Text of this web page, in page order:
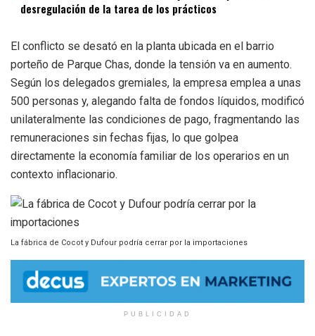
desregulación de la tarea de los prácticos
El conflicto se desató en la planta ubicada en el barrio
porteño de Parque Chas, donde la tensión va en aumento.
Según los delegados gremiales, la empresa emplea a unas
500 personas y, alegando falta de fondos líquidos, modificó
unilateralmente las condiciones de pago, fragmentando las
remuneraciones sin fechas fijas, lo que golpea
directamente la economía familiar de los operarios en un
contexto inflacionario.
La fábrica de Cocot y Dufour podría cerrar por la importaciones
PUBLICIDAD